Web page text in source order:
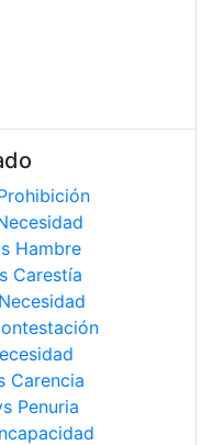
Hambre
Carestía
Carencia
Penuria